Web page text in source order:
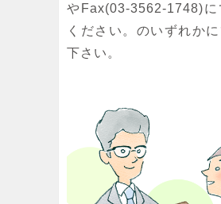
やFax(03-3562-1748)に
ください。のいずれか
下さい。